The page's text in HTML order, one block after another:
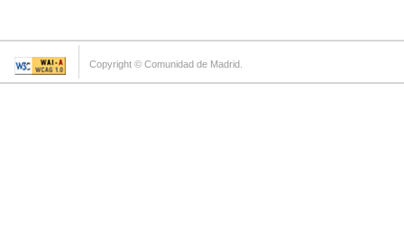
Copyright © Comunidad de Madrid.